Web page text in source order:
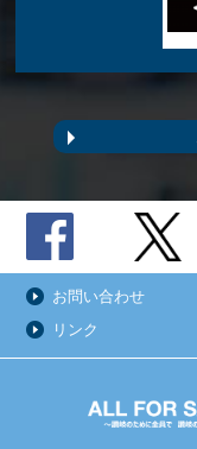
お問い合わせ
リンク